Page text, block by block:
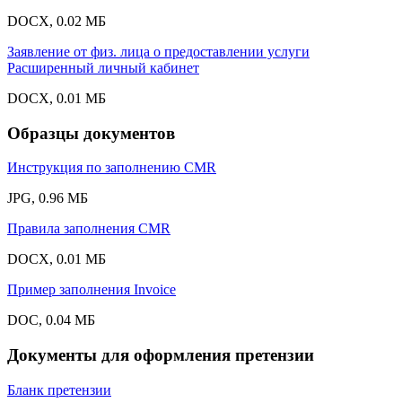
DOCX, 0.02 МБ
Заявление от физ. лица о предоставлении услуги
Расширенный личный кабинет
DOCX, 0.01 МБ
Образцы документов
Инструкция по заполнению CMR
JPG, 0.96 МБ
Правила заполнения CMR
DOCX, 0.01 МБ
Пример заполнения Invoice
DOC, 0.04 МБ
Документы для оформления претензии
Бланк претензии